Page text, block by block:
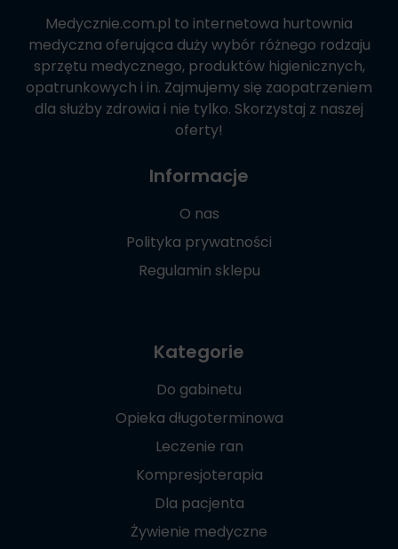
Medycznie.com.pl to internetowa hurtownia
medyczna oferująca duży wybór różnego rodzaju
sprzętu medycznego, produktów higienicznych,
opatrunkowych i in. Zajmujemy się zaopatrzeniem
dla służby zdrowia i nie tylko. Skorzystaj z naszej
oferty!
Informacje
O nas
Polityka prywatności
Regulamin sklepu
Kategorie
Do gabinetu
Opieka długoterminowa
Leczenie ran
Kompresjoterapia
Dla pacjenta
Żywienie medyczne